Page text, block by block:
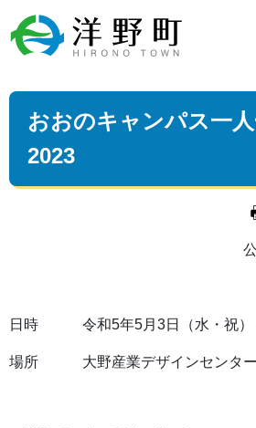
おおのキャンパス一
2023
日時 令和5年5月3日（水・祝）
場所 大野産業デザインセンター